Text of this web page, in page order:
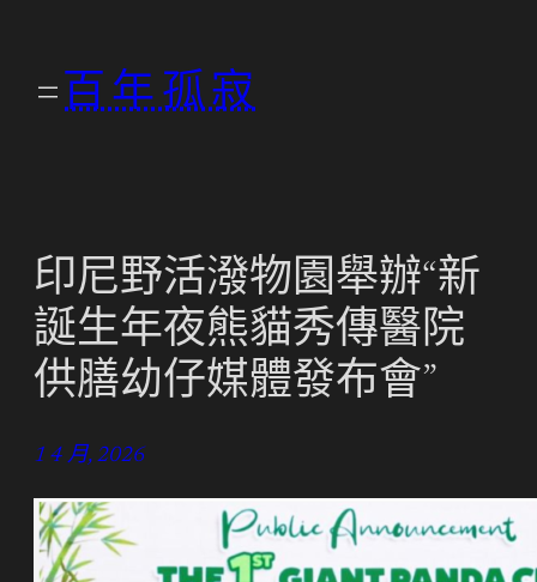
百年孤寂
印尼野活潑物園舉辦“新
誕生年夜熊貓秀傳醫院
供膳幼仔媒體發布會”
1 4 月, 2026